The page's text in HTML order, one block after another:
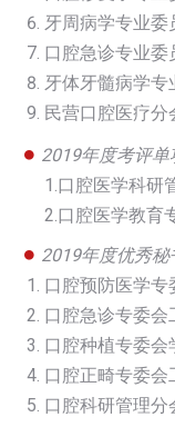
牙周病学专业委
口腔急诊专业委
牙体牙髓病学专
民营口腔医疗分
● 2019年度考评
1.口腔医学科研
2.口腔医学教育
● 2019年度优秀秘
口腔预防医学专
口腔急诊专委
口腔种植专委
口腔正畸专委会
口腔科研管理